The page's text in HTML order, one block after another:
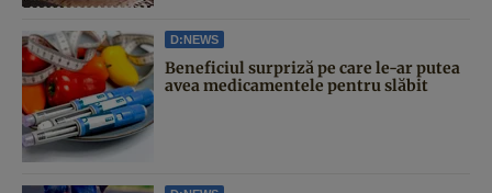
D:NEWS
Beneficiul surpriză pe care le-ar putea
avea medicamentele pentru slăbit